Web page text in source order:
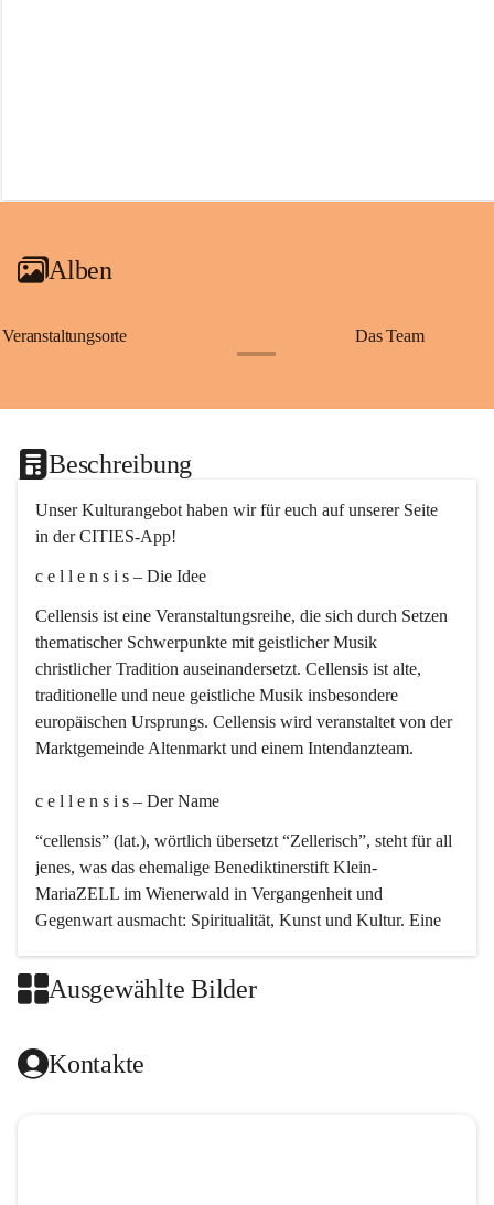
Alben
Veranstaltungsorte Das Team
Beschreibung
Unser Kulturangebot haben wir für euch auf unserer Seite
in der CITIES-App!
c e l l e n s i s – Die Idee
Cellensis ist eine Veranstaltungsreihe, die sich durch Setzen
thematischer Schwerpunkte mit geistlicher Musik
christlicher Tradition auseinandersetzt. Cellensis ist alte,
traditionelle und neue geistliche Musik insbesondere
europäischen Ursprungs. Cellensis wird veranstaltet von der
Marktgemeinde Altenmarkt und einem Intendanzteam.
c e l l e n s i s – Der Name
“cellensis” (lat.), wörtlich übersetzt “Zellerisch”, steht für all
jenes, was das ehemalige Benediktinerstift Klein-
MariaZELL im Wienerwald in Vergangenheit und
Gegenwart ausmacht: Spiritualität, Kunst und Kultur. Eine
Kirchenmusik, dem kunstvollen Lob Gottes.
Das kirchenmusikalische Festival Cellensis wird seit dem
Ausgewählte Bilder
Kontakte